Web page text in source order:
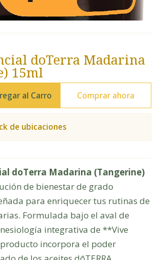
doTerra Madarina
15ml
al Carro Comprar ahora
de ubicaciones
doTerra Madarina (Tangerine)
de bienestar de grado
para enriquecer tus rutinas de
Formulada bajo el aval de
integrativa de **Vive
incorpora el poder